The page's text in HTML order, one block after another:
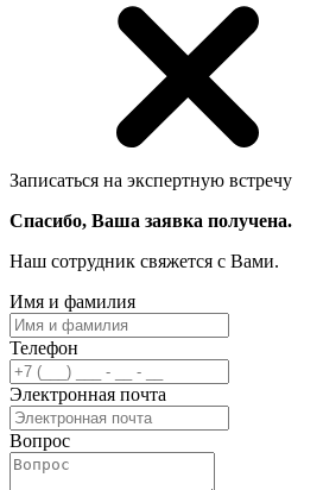
Записаться на экспертную встречу
Спасибо, Ваша заявка получена.
Наш сотрудник свяжется с Вами.
Имя и фамилия
Телефон
Электронная почта
Вопрос